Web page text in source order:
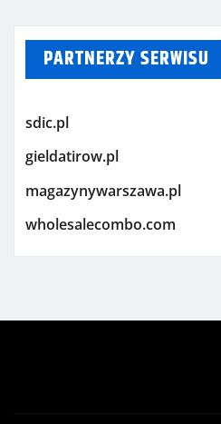
PARTNERZY SERWISU
sdic.pl
gieldatirow.pl
magazynywarszawa.pl
wholesalecombo.com